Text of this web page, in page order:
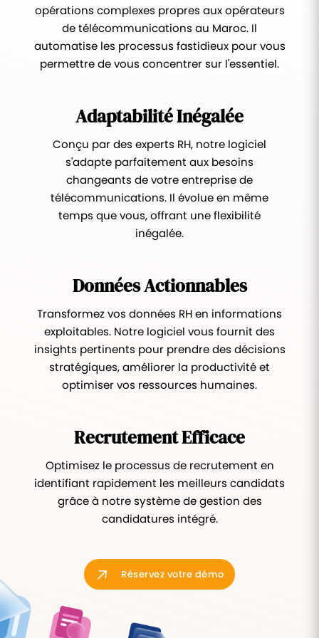
opérations complexes propres aux opérateurs
de télécommunications au Maroc. Il
automatise les processus fastidieux pour vous
permettre de vous concentrer sur l'essentiel.
Adaptabilité Inégalée
Conçu par des experts RH, notre logiciel
s'adapte parfaitement aux besoins
changeants de votre entreprise de
télécommunications. Il évolue en même
temps que vous, offrant une flexibilité
inégalée.
Données Actionnables
Transformez vos données RH en informations
exploitables. Notre logiciel vous fournit des
insights pertinents pour prendre des décisions
stratégiques, améliorer la productivité et
optimiser vos ressources humaines.
Recrutement Efficace
Optimisez le processus de recrutement en
identifiant rapidement les meilleurs candidats
grâce à notre système de gestion des
candidatures intégré.
Réservez votre démo